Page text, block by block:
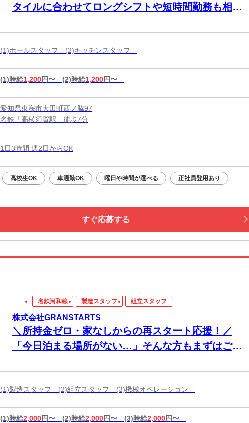
タイルに合わせてロングシフトや短時間勤務も相談
フィットステーションを利用してプライベートも充
実可能☆
(1)ホールスタッフ (2)キッチンスタッフ
(1)時給1,200円〜 (2)時給1,200円〜
愛知県東海市大田町西ノ脇97
名鉄「高横須賀駅」徒歩7分
1日3時間 週2日からOK
高校生OK 車通勤OK 曜日や時間が選べる 正社員登用あり
すぐ応募する
名鉄河和線 製造スタッフ 組立スタッフ
株式会社GRANSTARTS
＼所持金ゼロ・家なしからの再スタート応援！／
「今日泊まる場所がない…」そんな方もまずはご相
電付き個室寮でカバンひとつでも新生活スタート可
能◎働く場所も
(1)製造スタッフ (2)組立スタッフ (3)機械オペレーション
(1)時給2,000円〜 (2)時給2,000円〜 (3)時給2,000円〜